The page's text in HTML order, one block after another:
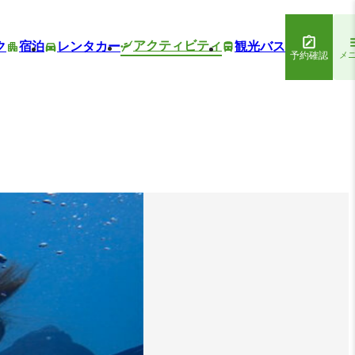
宿泊 レンタカー アクティビティ 観光バス
予約確認 メ